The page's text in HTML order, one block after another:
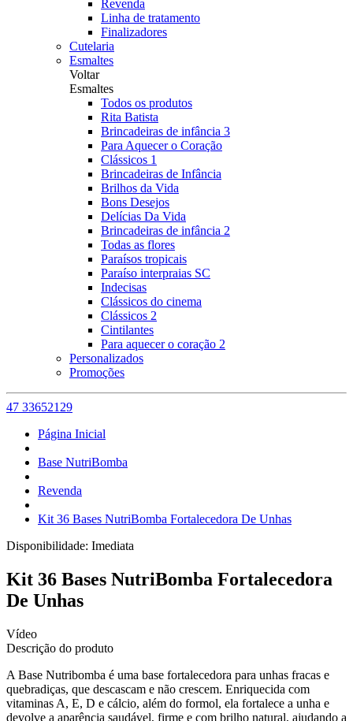
Revenda
Linha de tratamento
Finalizadores
Cutelaria
Esmaltes
Voltar
Esmaltes
Todos os produtos
Rita Batista
Brincadeiras de infância 3
Para Aquecer o Coração
Clássicos 1
Brincadeiras de Infância
Brilhos da Vida
Bons Desejos
Delícias Da Vida
Brincadeiras de infância 2
Todas as flores
Paraísos tropicais
Paraíso interpraias SC
Indecisas
Clássicos do cinema
Clássicos 2
Cintilantes
Para aquecer o coração 2
Personalizados
Promoções
47 33652129
Página Inicial
Base NutriBomba
Revenda
Kit 36 Bases NutriBomba Fortalecedora De Unhas
Disponibilidade: Imediata
Kit 36 Bases NutriBomba Fortalecedora
De Unhas
Vídeo
Descrição do produto
A Base Nutribomba é uma base fortalecedora para unhas fracas e
quebradiças, que descascam e não crescem. Enriquecida com
vitaminas A, E, D e cálcio, além do formol, ela fortalece a unha e
devolve a aparência saudável, firme e com brilho natural, ajudando a